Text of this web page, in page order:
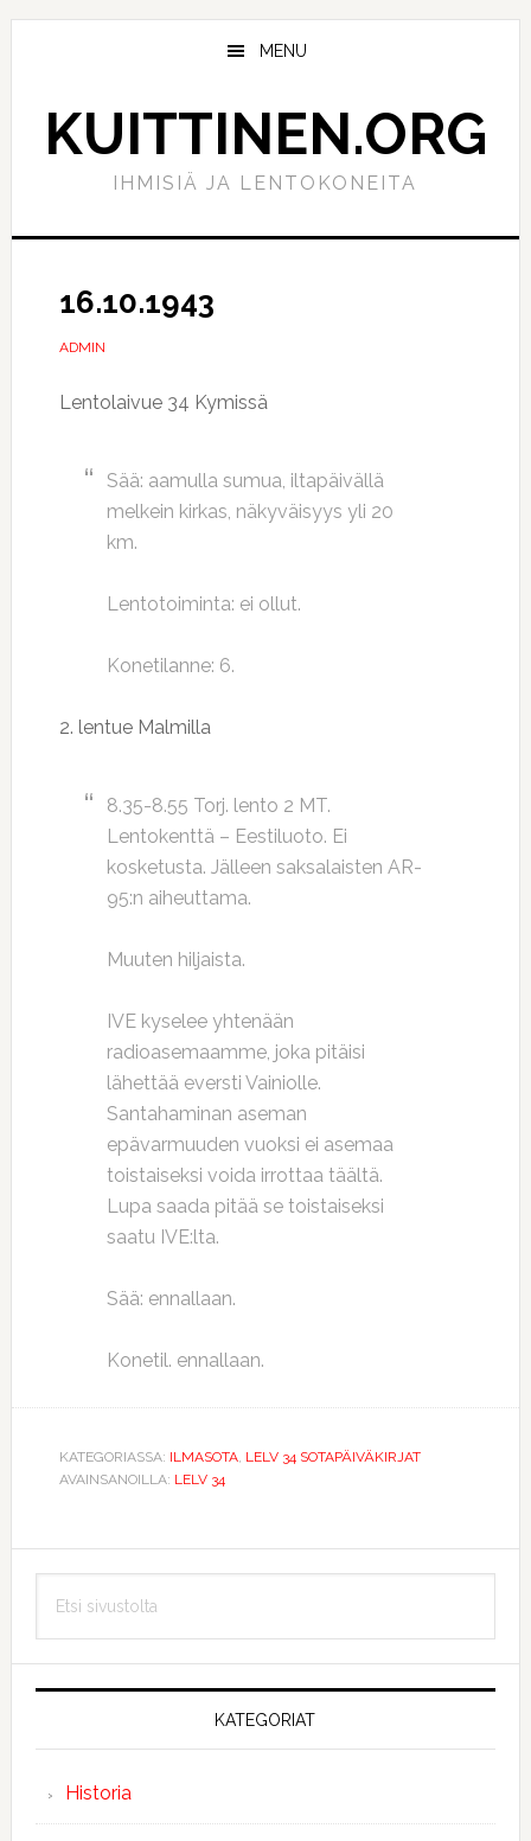
Hyppää
Hyppää
MENU
KUITTINEN.ORG
IHMISIÄ JA LENTOKONEITA
16.10.1943
ADMIN
Lentolaivue 34 Kymissä
Sää: aamulla sumua, iltapäivällä
melkein kirkas, näkyväisyys yli 20
km.
Lentotoiminta: ei ollut.
Konetilanne: 6.
2. lentue Malmilla
8.35-8.55 Torj. lento 2 MT.
Lentokenttä – Eestiluoto. Ei
kosketusta. Jälleen saksalaisten AR-
95:n aiheuttama.
Muuten hiljaista.
IVE kyselee yhtenään
radioasemaamme, joka pitäisi
lähettää eversti Vainiolle.
Santahaminan aseman
epävarmuuden vuoksi ei asemaa
toistaiseksi voida irrottaa täältä.
Lupa saada pitää se toistaiseksi
saatu IVE:lta.
Sää: ennallaan.
Konetil. ennallaan.
KATEGORIASSA: ILMASOTA, LELV 34 SOTAPÄIVÄKIRJAT
AVAINSANOILLA: LELV 34
Ensisijainen
sivupalkki
sivustolta
KATEGORIAT
Historia